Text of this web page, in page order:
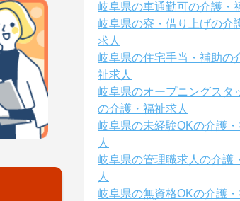
岐阜県の車通勤可の介護・
岐阜県の寮・借り上げの介
求人
岐阜県の住宅手当・補助の
祉求人
岐阜県のオープニングスタ
の介護・福祉求人
岐阜県の未経験OKの介護
人
岐阜県の管理職求人の介護
人
岐阜県の無資格OKの介護